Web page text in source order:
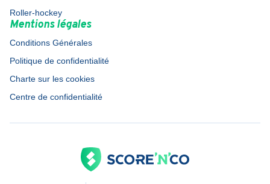
Roller-hockey
Mentions légales
Conditions Générales
Politique de confidentialité
Charte sur les cookies
Centre de confidentialité